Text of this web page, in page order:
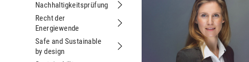
Nachhaltigkeitsprüfung
Untermenu Nachhaltigkeitsprüfung
Recht der
Energiewende
Untermenu Recht der Energiewende
Safe and Sustainable
by design
Untermenu Safe and Sustainable by design